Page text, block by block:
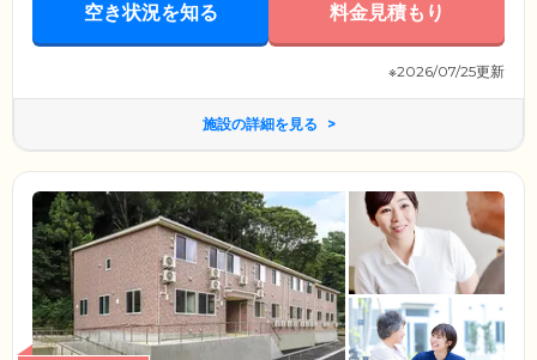
空き状況を知る 料金見積もり
※2026/07/25更新
施設の詳細を見る